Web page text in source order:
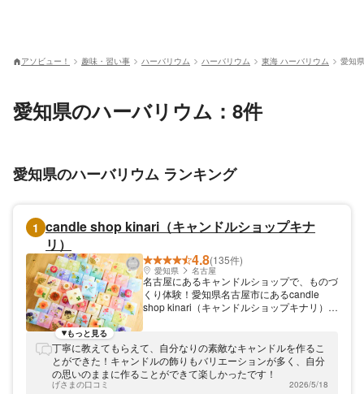
アソビュー！ 趣味・習い事 ハーバリウム ハーバリウム 東海 ハーバリウム 愛知
愛知県のハーバリウム：8件
愛知県のハーバリウム ランキング
1 candle shop kinari（キャンドルショップキナ
リ）
4.8(135件)
愛知県 名古屋
名古屋にあるキャンドルショップで、ものづ
くり体験！愛知県名古屋市にあるcandle
shop kinari（キャンドルショップキナリ）。
ら徒歩2分とアクセス良好。名古屋観光にも
最適の立地です。
もっと見る
丁寧に教えてもらえて、自分なりの素敵なキャンドルを作るこ
とができた！キャンドルの飾りもバリエーションが多く、自分
の思いのままに作ることができて楽しかったです！
げさまの口コミ 2026/5/18